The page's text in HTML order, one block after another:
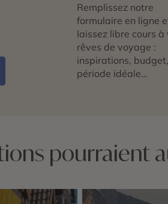
Remplissez notre
formulaire en ligne
laissez libre cours à
rêves de voyage :
inspirations, budget,
période idéale…
pourraient